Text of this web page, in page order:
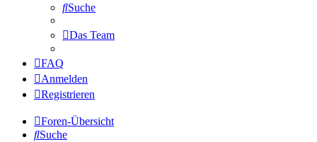
Suche
Das Team
FAQ
Anmelden
Registrieren
Foren-Übersicht
Suche